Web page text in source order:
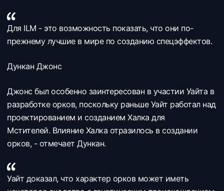
Для ILM - это возможность показать, что они по-
прежнему лучшие в мире по созданию спецэффектов.
Дункан Джонс
Джонс был особенно заинтересован в участии Уайта в
разработке орков, поскольку раньше Уайт работал над
проектированием и созданием Халка для
Мстителей. Влияние Халка отразилось в создании
орков, - отмечает Дункан.
Уайт доказал, что характер орков может иметь